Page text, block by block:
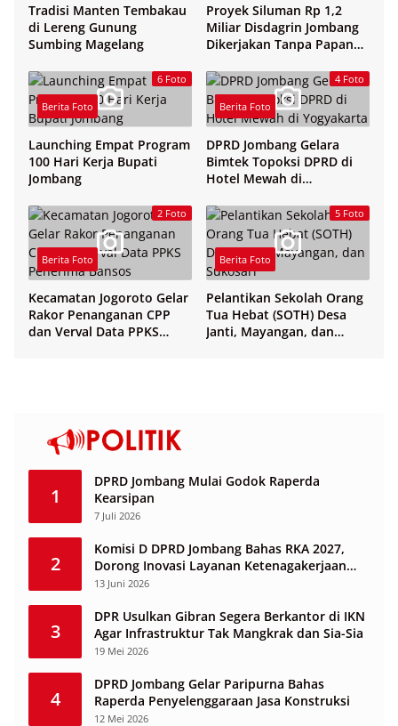
Tradisi Manten Tembakau
di Lereng Gunung
Sumbing Magelang
Proyek Siluman Rp 1,2
Miliar Disdagrin Jombang
Dikerjakan Tanpa Papan
6 Foto
Berita Foto
Launching Empat Program
100 Hari Kerja Bupati
Jombang
4 Foto
Berita Foto
DPRD Jombang Gelara
Bimtek Topoksi DPRD di
Hotel Mewah di
2 Foto
Berita Foto
Kecamatan Jogoroto Gelar
Rakor Penanganan CPP
dan Verval Data PPKS
5 Foto
Berita Foto
Pelantikan Sekolah Orang
Tua Hebat (SOTH) Desa
Janti, Mayangan, dan
1
DPRD Jombang Mulai Godok Raperda
Kearsipan
7 Juli 2026
2
Komisi D DPRD Jombang Bahas RKA 2027,
Dorong Inovasi Layanan Ketenagakerjaan
Berbasis Desa
13 Juni 2026
3
DPR Usulkan Gibran Segera Berkantor di IKN
Agar Infrastruktur Tak Mangkrak dan Sia-Sia
19 Mei 2026
4
DPRD Jombang Gelar Paripurna Bahas
Raperda Penyelenggaraan Jasa Konstruksi
12 Mei 2026